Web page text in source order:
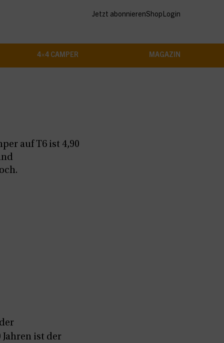
Jetzt abonnierenShop Login
4×4 CAMPER MAGAZIN
auf T6 ist 4,90
ist der